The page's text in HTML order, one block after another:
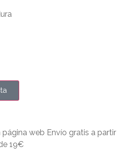
web Envío gratis a partir
19€